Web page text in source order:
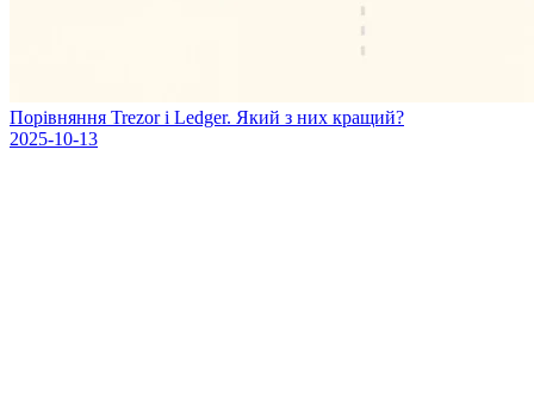
Порівняння Trezor і Ledger. Який з них кращий?
2025-10-13